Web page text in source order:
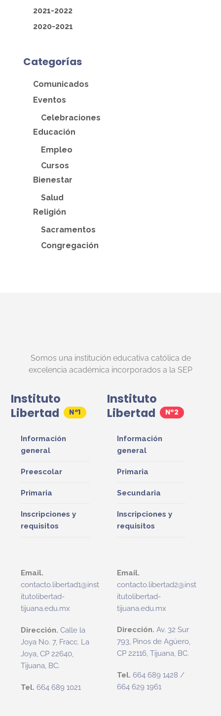
2021-2022
2020-2021
Categorías
Comunicados
Eventos
Celebraciones
Educación
Empleo
Cursos
Bienestar
Salud
Religión
Sacramentos
Congregación
Somos una institución educativa católica de
excelencia académica incorporados a la SEP
Instituto
Libertad
Información
general
Preescolar
Primaria
Inscripciones y
requisitos
Email.
contacto.libertad1@inst
itutolibertad-
tijuana.edu.mx
Dirección. Calle la
Joya No. 7, Fracc. La
Joya, CP 22640,
Tijuana, BC.
Tel. 664 689 1021
Instituto
Libertad
Información
general
Primaria
Secundaria
Inscripciones y
requisitos
Email.
contacto.libertad2@inst
itutolibertad-
tijuana.edu.mx
Dirección. Av. 32 Sur
793, Pinos de Agüero,
CP 22116, Tijuana, BC.
Tel. 664 689 1428 /
664 629 1961